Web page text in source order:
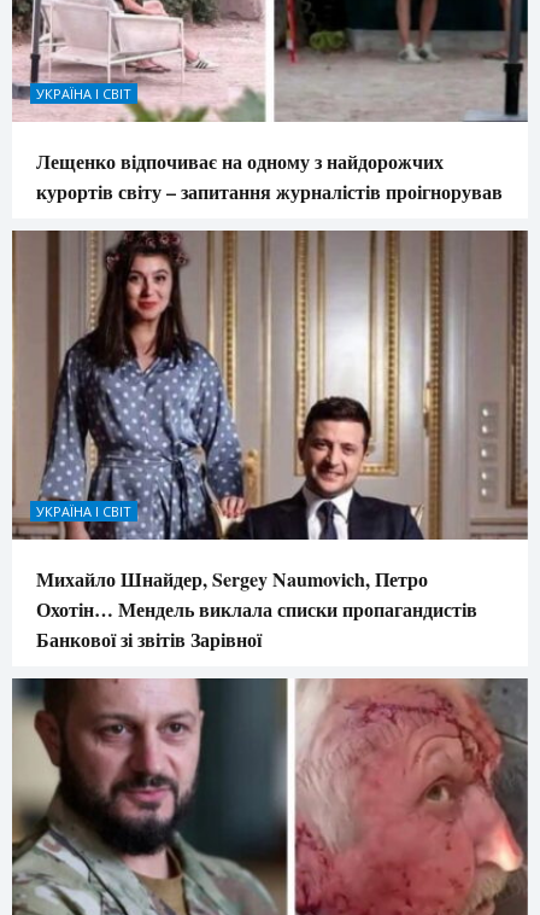
УКРАЇНА І СВІТ
Лещенко відпочиває на одному з найдорожчих
курортів світу – запитання журналістів проігнорував
УКРАЇНА І СВІТ
Михайло Шнайдер, Sergey Naumovich, Петро
Охотін… Мендель виклала списки пропагандистів
Банкової зі звітів Зарівної